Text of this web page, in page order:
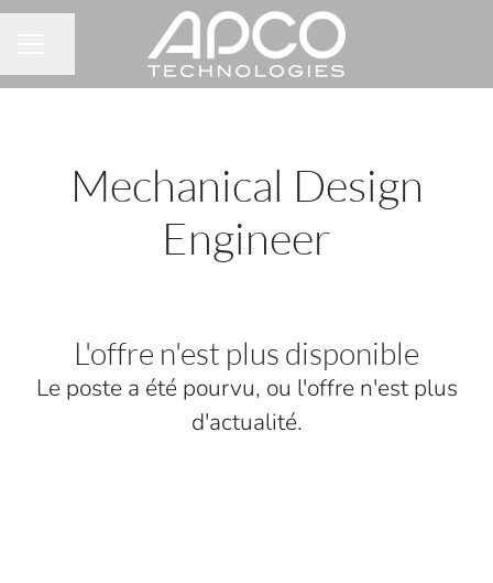
Partager la page
Mechanical Design
Engineer
L'offre n'est plus disponible
Le poste a été pourvu, ou l'offre n'est plus
d'actualité.